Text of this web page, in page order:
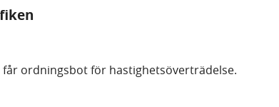
får ordningsbot för hastighetsöverträdelse.